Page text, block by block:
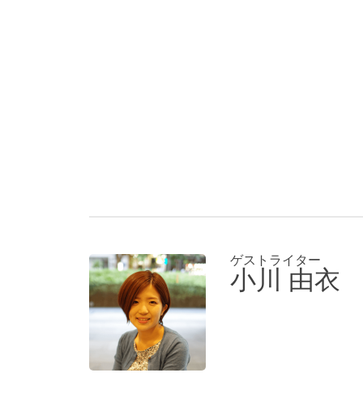
ゲストライター
小川 由衣